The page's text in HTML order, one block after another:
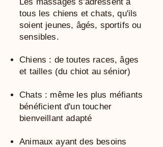
tous les chiens et chats, qu'ils
soient jeunes, âgés, sportifs ou
sensibles.
​Chiens : de toutes races, âges
et tailles (du chiot au sénior)
Chats : même les plus méfiants
bénéficient d'un toucher
bienveillant adapté
Animaux ayant des besoins